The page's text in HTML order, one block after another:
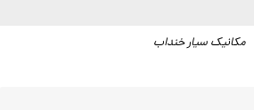
مکانیک سیار خنداب